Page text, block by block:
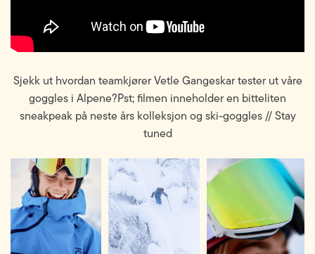
Sjekk ut hvordan teamkjører Vetle Gangeskar tester ut våre
goggles i Alpene?Pst; filmen inneholder en bitteliten
sneakpeak på neste års kolleksjon og ski-goggles // Stay
tuned